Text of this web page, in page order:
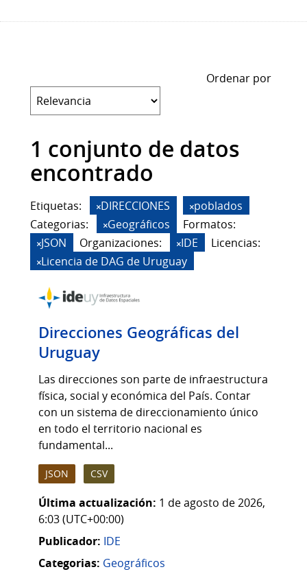
Ordenar por
1 conjunto de datos
encontrado
Etiquetas: DIRECCIONES
poblados
Categorias:
Geográficos
Formatos:
JSON
Organizaciones: IDE
Licencias:
Licencia de DAG de Uruguay
Direcciones Geográficas del
Uruguay
Las direcciones son parte de infraestructura
física, social y económica del País. Contar
con un sistema de direccionamiento único
en todo el territorio nacional es
fundamental...
JSON CSV
Última actualización: 1 de agosto de 2026,
6:03 (UTC+00:00)
Publicador: IDE
Categorias: Geográficos